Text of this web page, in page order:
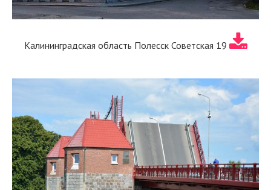
Калининградская область Полесск Советская 19